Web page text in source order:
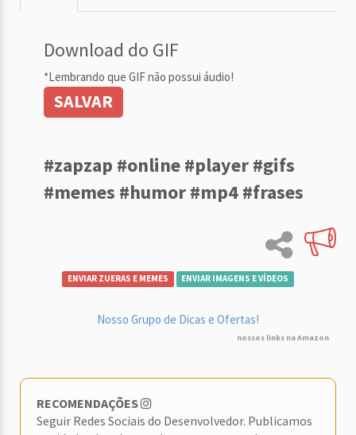
Download do GIF
*Lembrando que GIF não possui áudio!
SALVAR
#zapzap #online #player #gifs
#memes #humor #mp4 #frases
ENVIAR ZUERAS E MEMES ENVIAR IMAGENS E VÍDEOS
Nosso Grupo de Dicas e Ofertas!
nossos links na Amazon
RECOMENDAÇÕES
Seguir Redes Sociais do Desenvolvedor. Publicamos